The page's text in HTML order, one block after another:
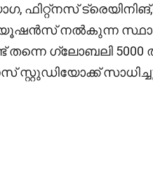
ഫിറ്റ്നസ്
നൽകുന്ന
ഗ്ലോബലി 5000
സ്റ്റുഡിയോക്ക്